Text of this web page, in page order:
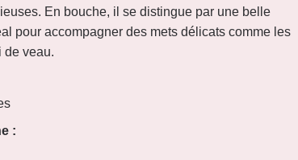
En bouche, il se distingue par une belle
pour accompagner des mets délicats comme les
de veau.
: